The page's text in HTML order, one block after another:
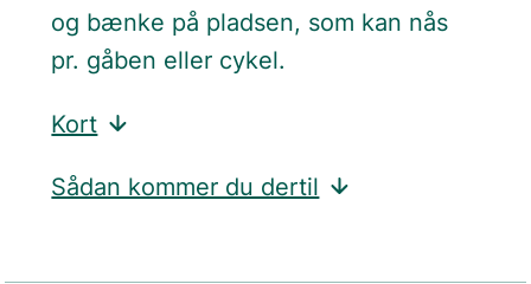
og bænke på pladsen, som kan nås
pr. gåben eller cykel.
Kort
Sådan kommer du dertil